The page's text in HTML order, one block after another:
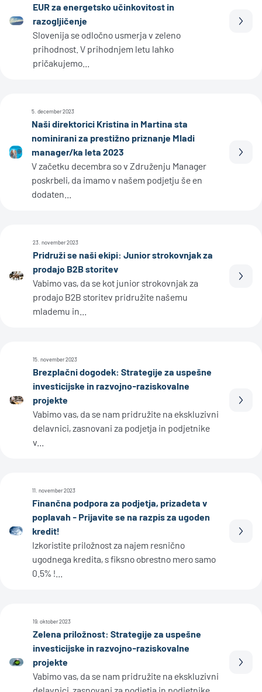
EUR za energetsko učinkovitost in
razogljičenje
Slovenija se odločno usmerja v zeleno
prihodnost. V prihodnjem letu lahko
pričakujemo...
5. december 2023
Naši direktorici Kristina in Martina sta
nominirani za prestižno priznanje Mladi
manager/ka leta 2023
V začetku decembra so v Združenju Manager
poskrbeli, da imamo v našem podjetju še en
dodaten...
23. november 2023
Pridruži se naši ekipi: Junior strokovnjak za
prodajo B2B storitev
Vabimo vas, da se kot junior strokovnjak za
prodajo B2B storitev pridružite našemu
mlademu in...
15. november 2023
Brezplačni dogodek: Strategije za uspešne
investicijske in razvojno-raziskovalne
projekte
Vabimo vas, da se nam pridružite na ekskluzivni
delavnici, zasnovani za podjetja in podjetnike
v...
11. november 2023
Finančna podpora za podjetja, prizadeta v
poplavah - Prijavite se na razpis za ugoden
kredit!
Izkoristite priložnost za najem resnično
ugodnega kredita, s fiksno obrestno mero samo
0.5% !...
19. oktober 2023
Zelena priložnost: Strategije za uspešne
investicijske in razvojno-raziskovalne
projekte
Vabimo vas, da se nam pridružite na ekskluzivni